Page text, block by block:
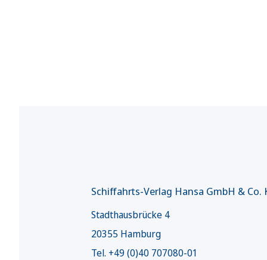
Schiffahrts-Verlag Hansa GmbH & Co.
Stadthausbrücke 4
20355 Hamburg
Tel. +49 (0)40 707080-01